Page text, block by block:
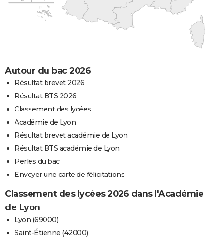
Autour du bac 2026
Résultat brevet 2026
Résultat BTS 2026
Classement des lycées
Académie de Lyon
Résultat brevet académie de Lyon
Résultat BTS académie de Lyon
Perles du bac
Envoyer une carte de félicitations
Classement des lycées 2026 dans l'Académie
de Lyon
Lyon (69000)
Saint-Étienne (42000)